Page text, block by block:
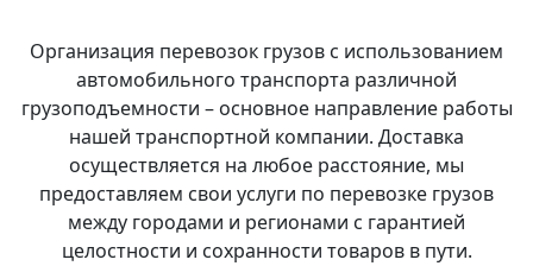
О компании
Направления
Тарифы
Международные перевозки
Контакты
Организация перевозок грузов с использованием
автомобильного транспорта различной
грузоподъемности – основное направление работы
нашей транспортной компании. Доставка
осуществляется на любое расстояние, мы
предоставляем свои услуги по перевозке грузов
между городами и регионами с гарантией
целостности и сохранности товаров в пути.